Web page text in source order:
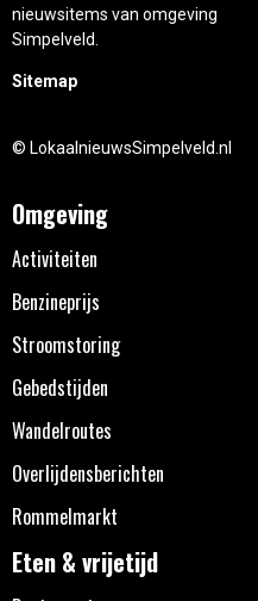
nieuwsitems van omgeving
Simpelveld.
Sitemap
© LokaalnieuwsSimpelveld.nl
Omgeving
Activiteiten
Benzineprijs
Stroomstoring
Gebedstijden
Wandelroutes
Overlijdensberichten
Rommelmarkt
Eten & vrijetijd